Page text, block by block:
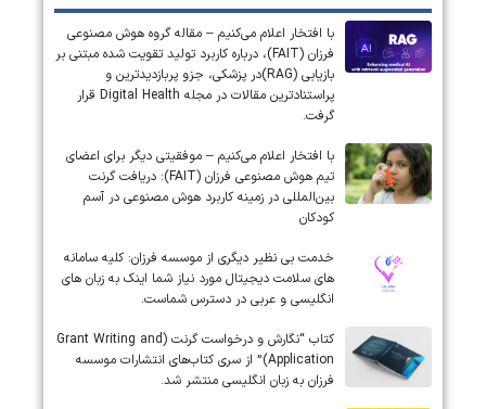
با افتخار اعلام می‌کنیم – مقاله گروه هوش مصنوعی
فرزان (FAIT)، درباره کاربرد تولید تقویت شده مبتنی بر
بازیابی (RAG)در پزشکی، جزو پربازدیدترین و
پراستنادترین مقالات در مجله Digital Health قرار
گرفت.
با افتخار اعلام می‌کنیم – موفقیتی دیگر برای اعضای
تیم هوش مصنوعی فرزان (FAIT): دریافت گرنت
بین‌المللی در زمینه کاربرد هوش مصنوعی در آسم
کودکان
خدمت بی نظیر دیگری از موسسه فرزان: کلیه سامانه
های سلامت دیجیتال مورد نیاز شما اینک به زبان های
انگلیسی و عربی در دسترس شماست.
کتاب “نگارش و درخواست گرنت (Grant Writing and
Application)” از سری کتاب‌های انتشارات موسسه
فرزان به زبان انگلیسی منتشر شد.